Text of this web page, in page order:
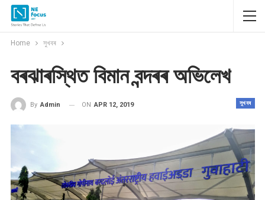
Home সুখবৰ
বৰঝাৰস্থিত বিমান বন্দৰৰ অভিলেখ
সুখবৰ
By Admin ON APR 12, 2019